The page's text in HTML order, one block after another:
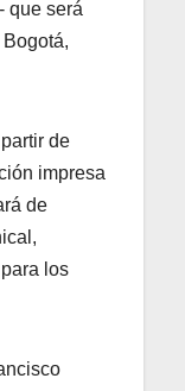
que será
de
impresa
de
los